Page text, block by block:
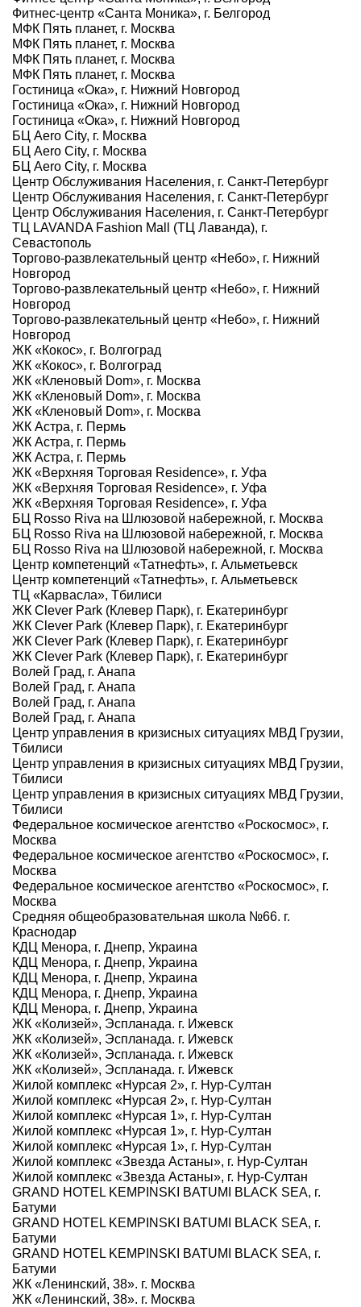
Фитнес-центр «Санта Моника», г. Белгород
МФК Пять планет, г. Москва
МФК Пять планет, г. Москва
МФК Пять планет, г. Москва
МФК Пять планет, г. Москва
Гостиница «Ока», г. Нижний Новгород
Гостиница «Ока», г. Нижний Новгород
Гостиница «Ока», г. Нижний Новгород
БЦ Aero City, г. Москва
БЦ Aero City, г. Москва
БЦ Aero City, г. Москва
Центр Обслуживания Населения, г. Санкт-Петербург
Центр Обслуживания Населения, г. Санкт-Петербург
Центр Обслуживания Населения, г. Санкт-Петербург
ТЦ LAVANDA Fashion Mall (ТЦ Лаванда), г.
Севастополь
Торгово-развлекательный центр «Небо», г. Нижний
Новгород
Торгово-развлекательный центр «Небо», г. Нижний
Новгород
Торгово-развлекательный центр «Небо», г. Нижний
Новгород
ЖК «Кокос», г. Волгоград
ЖК «Кокос», г. Волгоград
ЖК «Кленовый Dom», г. Москва
ЖК «Кленовый Dom», г. Москва
ЖК «Кленовый Dom», г. Москва
ЖК Астра, г. Пермь
ЖК Астра, г. Пермь
ЖК Астра, г. Пермь
ЖК «Верхняя Торговая Residence», г. Уфа
ЖК «Верхняя Торговая Residence», г. Уфа
ЖК «Верхняя Торговая Residence», г. Уфа
БЦ Rosso Riva на Шлюзовой набережной, г. Москва
БЦ Rosso Riva на Шлюзовой набережной, г. Москва
БЦ Rosso Riva на Шлюзовой набережной, г. Москва
Центр компетенций «Татнефть», г. Альметьевск
Центр компетенций «Татнефть», г. Альметьевск
ТЦ «Карвасла», Тбилиси
ЖК Clever Park (Клевер Парк), г. Екатеринбург
ЖК Clever Park (Клевер Парк), г. Екатеринбург
ЖК Clever Park (Клевер Парк), г. Екатеринбург
ЖК Clever Park (Клевер Парк), г. Екатеринбург
Волей Град, г. Анапа
Волей Град, г. Анапа
Волей Град, г. Анапа
Волей Град, г. Анапа
Центр управления в кризисных ситуациях МВД Грузии,
Тбилиси
Центр управления в кризисных ситуациях МВД Грузии,
Тбилиси
Центр управления в кризисных ситуациях МВД Грузии,
Тбилиси
Федеральное космическое агентство «Роскосмос», г.
Москва
Федеральное космическое агентство «Роскосмос», г.
Москва
Федеральное космическое агентство «Роскосмос», г.
Москва
Средняя общеобразовательная школа №66. г.
Краснодар
КДЦ Менора, г. Днепр, Украина
КДЦ Менора, г. Днепр, Украина
КДЦ Менора, г. Днепр, Украина
КДЦ Менора, г. Днепр, Украина
КДЦ Менора, г. Днепр, Украина
ЖК «Колизей», Эспланада. г. Ижевск
ЖК «Колизей», Эспланада. г. Ижевск
ЖК «Колизей», Эспланада. г. Ижевск
ЖК «Колизей», Эспланада. г. Ижевск
Жилой комплекс «Нурсая 2», г. Нур-Султан
Жилой комплекс «Нурсая 2», г. Нур-Султан
Жилой комплекс «Нурсая 1», г. Нур-Султан
Жилой комплекс «Нурсая 1», г. Нур-Султан
Жилой комплекс «Нурсая 1», г. Нур-Султан
Жилой комплекс «Звезда Астаны», г. Нур-Султан
Жилой комплекс «Звезда Астаны», г. Нур-Султан
GRAND HOTEL KEMPINSKI BATUMI BLACK SEA, г.
Батуми
GRAND HOTEL KEMPINSKI BATUMI BLACK SEA, г.
Батуми
GRAND HOTEL KEMPINSKI BATUMI BLACK SEA, г.
Батуми
ЖК «Ленинский, 38». г. Москва
ЖК «Ленинский, 38». г. Москва